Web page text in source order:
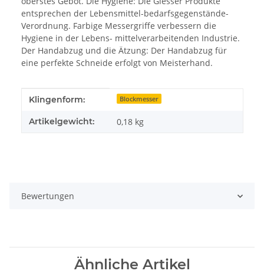
entsprechen der Lebensmittel-bedarfsgegenstände-
Verordnung. Farbige Messergriffe verbessern die
Hygiene in der Lebens- mittelverarbeitenden Industrie.
Der Handabzug und die Ätzung: Der Handabzug für
eine perfekte Schneide erfolgt von Meisterhand.
Produkteigenschaft
Wert
Klingenform: Blockmesser
Artikelgewicht: 0,18 kg
Bewertungen
Ähnliche Artikel